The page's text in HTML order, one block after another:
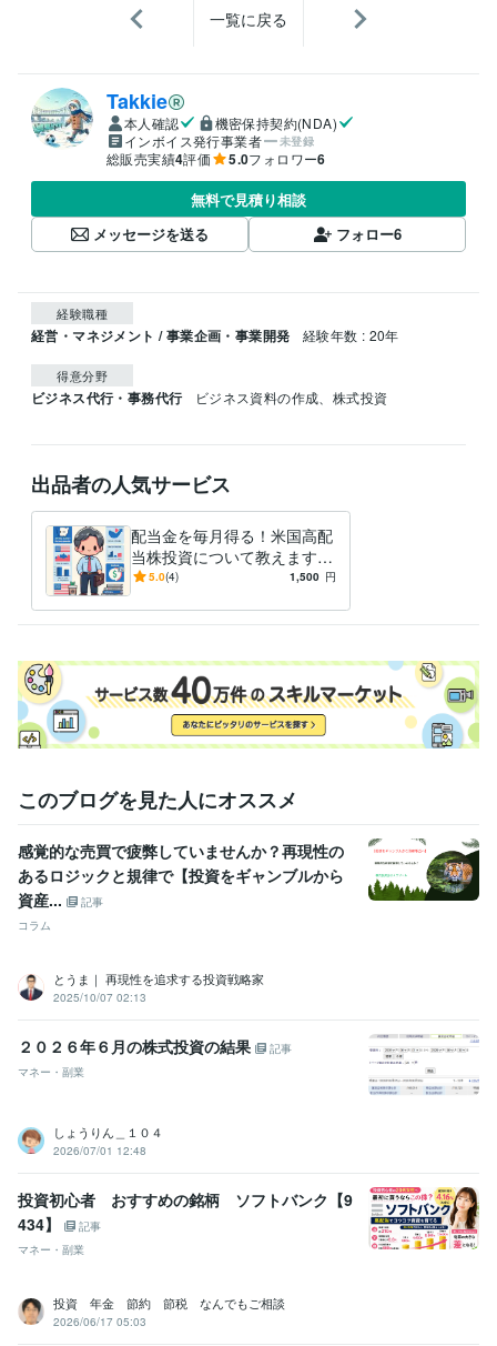
一覧に戻る
Takkie
本人確認
機密保持契約(NDA)
インボイス発行事業者
未登録
総販売実績4評価 5.0フォロワー6
無料で見積り相談
メッセージを送る
フォロー6
経験職種
経営・マネジメント / 事業企画・事業開発 経験年数 : 20年
得意分野
ビジネス代行・事務代行 ビジネス資料の作成、株式投資
出品者の人気サービス
配当金を毎月得る！米国高配
当株投資について教えます
中長期で安定的な配当収入を
です。
5.0(4) 1,500 円
このブログを見た人にオススメ
感覚的な売買で疲弊していませんか？再現性の
あるロジックと規律で【投資をギャンブルから
資産...
記事
コラム
とうま｜ 再現性を追求する投資戦略家
2025/10/07 02:13
２０２６年６月の株式投資の結果
記事
マネー・副業
しょうりん＿１０４
2026/07/01 12:48
投資初心者 おすすめの銘柄 ソフトバンク【9
434】
記事
マネー・副業
投資 年金 節約 節税 なんでもご相談
2026/06/17 05:03